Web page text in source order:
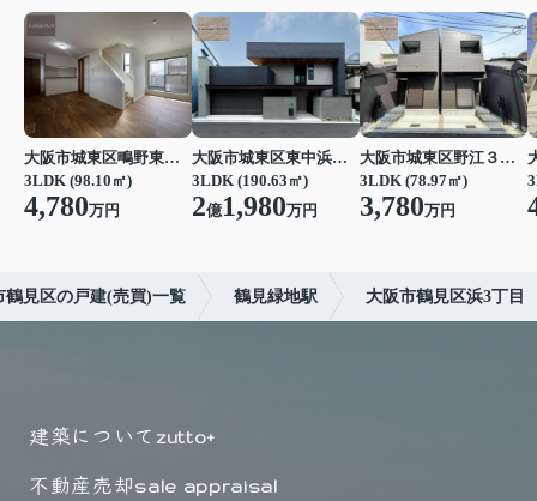
大阪市城東区鴫野東３丁目
3LDK (98.10㎡)
4,780万円
大阪市城東区東中浜３丁目
3LDK (190.63㎡)
2億1,980万円
大阪市城東区野江３丁目
3LDK (78.97㎡)
3,780万円
鶴見区の戸建(売買)一覧 鶴見緑地駅 大阪市鶴見区浜3丁目
建築について zutto+
不動産売却sale appraisal